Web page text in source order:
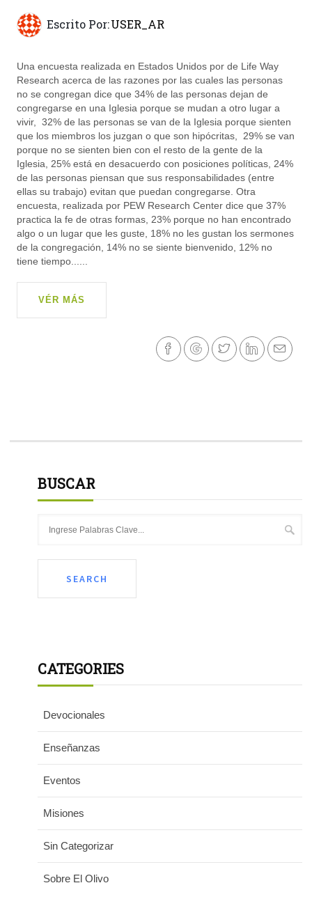
Escrito Por:USER_AR
Una encuesta realizada en Estados Unidos por de Life Way
Research acerca de las razones por las cuales las personas
no se congregan dice que 34% de las personas dejan de
congregarse en una Iglesia porque se mudan a otro lugar a
vivir, 32% de las personas se van de la Iglesia porque sienten
que los miembros los juzgan o que son hipócritas, 29% se van
porque no se sienten bien con el resto de la gente de la
Iglesia, 25% está en desacuerdo con posiciones políticas, 24%
de las personas piensan que sus responsabilidades (entre
ellas su trabajo) evitan que puedan congregarse. Otra
encuesta, realizada por PEW Research Center dice que 37%
practica la fe de otras formas, 23% porque no han encontrado
algo o un lugar que les guste, 18% no les gustan los sermones
de la congregación, 14% no se siente bienvenido, 12% no
tiene tiempo......
VÉR MÁS
BUSCAR
CATEGORIES
Devocionales
Enseñanzas
Eventos
Misiones
Sin Categorizar
Sobre El Olivo